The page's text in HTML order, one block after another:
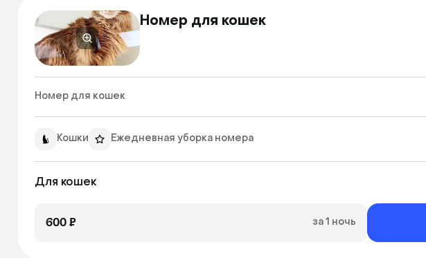
Номер для кошек
Номер для кошек
Кошки Ежедневная уборка номера
Для кошек
600 ₽ за 1 ночь